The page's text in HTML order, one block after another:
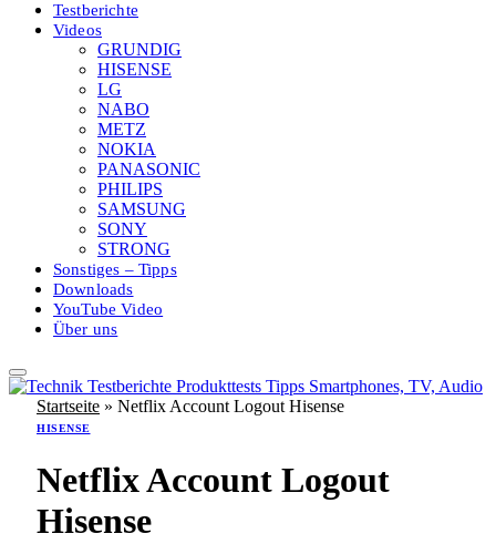
Testberichte
Videos
GRUNDIG
HISENSE
LG
NABO
METZ
NOKIA
PANASONIC
PHILIPS
SAMSUNG
SONY
STRONG
Sonstiges – Tipps
Downloads
YouTube Video
Über uns
Startseite » Netflix Account Logout Hisense
HISENSE
Netflix Account Logout
Hisense